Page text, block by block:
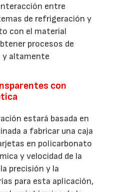
entre
de refrigeración y
con el material
procesos de
y altamente
con
estará basada en
a fabricar una caja
en policarbonato
y velocidad de la
precisión y la
para esta aplicación,